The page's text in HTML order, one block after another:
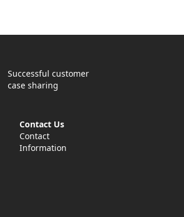
Successful customer
case sharing
Contact Us
Contact
Information